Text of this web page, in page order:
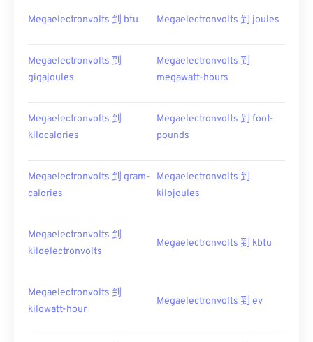
Megaelectronvolts 到 btu Megaelectronvolts 到 joules
Megaelectronvolts 到
gigajoules
Megaelectronvolts 到
megawatt-hours
Megaelectronvolts 到
kilocalories
Megaelectronvolts 到 foot-
pounds
Megaelectronvolts 到 gram-
calories
Megaelectronvolts 到
kilojoules
Megaelectronvolts 到
kiloelectronvolts
Megaelectronvolts 到 kbtu
Megaelectronvolts 到
kilowatt-hour
Megaelectronvolts 到 ev